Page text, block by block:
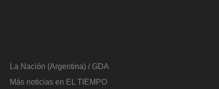
La Nación (Argentina) / GDA
Más noticias en EL TIEMPO